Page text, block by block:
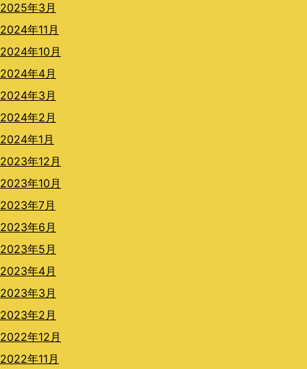
2025年3月
2024年11月
2024年10月
2024年4月
2024年3月
2024年2月
2024年1月
2023年12月
2023年10月
2023年7月
2023年6月
2023年5月
2023年4月
2023年3月
2023年2月
2022年12月
2022年11月